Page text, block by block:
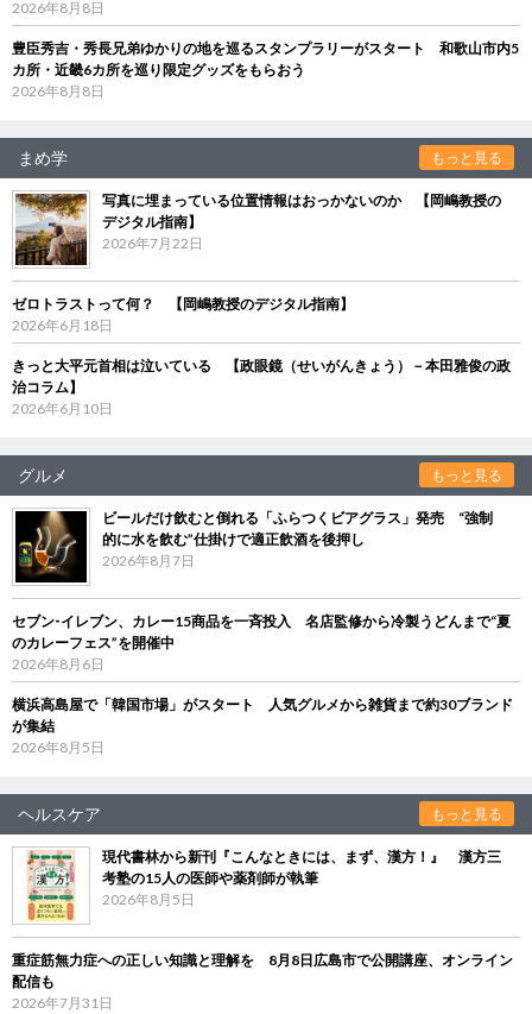
2026年8月8日
豊臣秀吉・秀長兄弟ゆかりの地を巡るスタンプラリーがスタート 和歌山市内5
カ所・近畿6カ所を巡り限定グッズをもらおう
2026年8月8日
まめ学 もっと見る
写真に埋まっている位置情報はおっかないのか 【岡嶋教授の
デジタル指南】
2026年7月22日
ゼロトラストって何？ 【岡嶋教授のデジタル指南】
2026年6月18日
きっと大平元首相は泣いている 【政眼鏡（せいがんきょう）－本田雅俊の政
治コラム】
2026年6月10日
グルメ もっと見る
ビールだけ飲むと倒れる「ふらつくビアグラス」発売 “強制
的に水を飲む”仕掛けで適正飲酒を後押し
2026年8月7日
セブン‐イレブン、カレー15商品を一斉投入 名店監修から冷製うどんまで“夏
のカレーフェス”を開催中
2026年8月6日
横浜高島屋で「韓国市場」がスタート 人気グルメから雑貨まで約30ブランド
が集結
2026年8月5日
ヘルスケア もっと見る
現代書林から新刊『こんなときには、まず、漢方！』 漢方三
考塾の15人の医師や薬剤師が執筆
2026年8月5日
重症筋無力症への正しい知識と理解を 8月8日広島市で公開講座、オンライン
配信も
2026年7月31日